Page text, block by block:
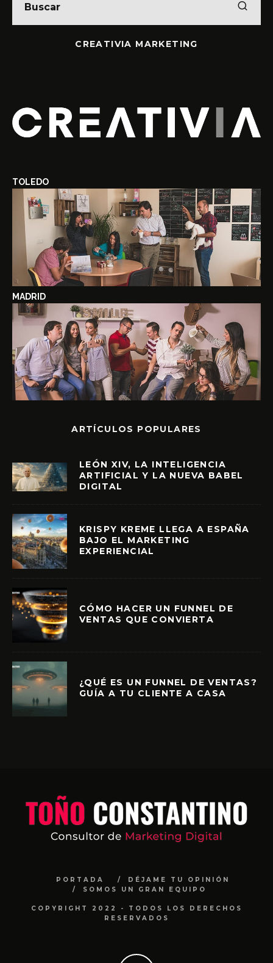
CREATIVIA MARKETING
TOLEDO
MADRID
ARTÍCULOS POPULARES
LEÓN XIV, LA INTELIGENCIA
ARTIFICIAL Y LA NUEVA BABEL
DIGITAL
KRISPY KREME LLEGA A ESPAÑA
BAJO EL MARKETING
EXPERIENCIAL
CÓMO HACER UN FUNNEL DE
VENTAS QUE CONVIERTA
¿QUÉ ES UN FUNNEL DE VENTAS?
GUÍA A TU CLIENTE A CASA
PORTADA
DÉJAME TU OPINIÓN
SOMOS UN GRAN EQUIPO
COPYRIGHT 2022 - TODOS LOS DERECHOS
RESERVADOS